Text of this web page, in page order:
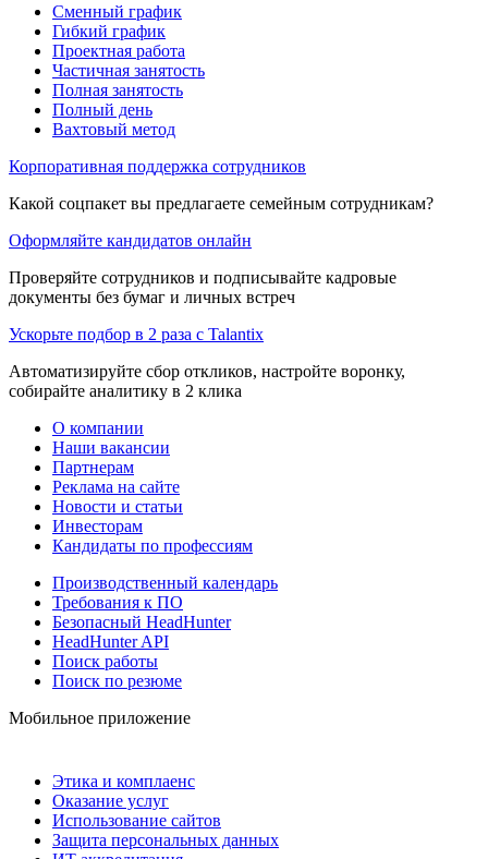
Сменный график
Гибкий график
Проектная работа
Частичная занятость
Полная занятость
Полный день
Вахтовый метод
Корпоративная поддержка сотрудников
Какой соцпакет вы предлагаете семейным сотрудникам?
Оформляйте кандидатов онлайн
Проверяйте сотрудников и подписывайте кадровые
документы без бумаг и личных встреч
Ускорьте подбор в 2 раза с Talantix
Автоматизируйте сбор откликов, настройте воронку,
собирайте аналитику в 2 клика
О компании
Наши вакансии
Партнерам
Реклама на сайте
Новости и статьи
Инвесторам
Кандидаты по профессиям
Производственный календарь
Требования к ПО
Безопасный HeadHunter
HeadHunter API
Поиск работы
Поиск по резюме
Мобильное приложение
Этика и комплаенс
Оказание услуг
Использование сайтов
Защита персональных данных